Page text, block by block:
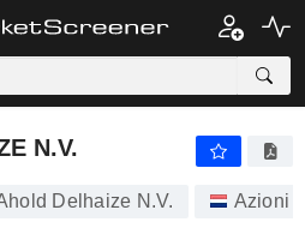
N.V.
Delhaize N.V. Azioni